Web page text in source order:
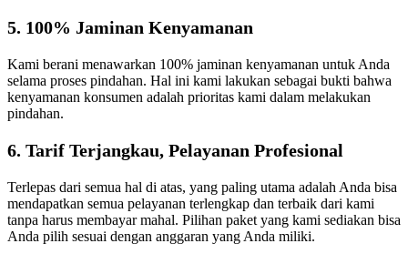
5. 100% Jaminan Kenyamanan
Kami berani menawarkan 100% jaminan kenyamanan untuk Anda
selama proses pindahan. Hal ini kami lakukan sebagai bukti bahwa
kenyamanan konsumen adalah prioritas kami dalam melakukan
pindahan.
6. Tarif Terjangkau, Pelayanan Profesional
Terlepas dari semua hal di atas, yang paling utama adalah Anda bisa
mendapatkan semua pelayanan terlengkap dan terbaik dari kami
tanpa harus membayar mahal. Pilihan paket yang kami sediakan bisa
Anda pilih sesuai dengan anggaran yang Anda miliki.